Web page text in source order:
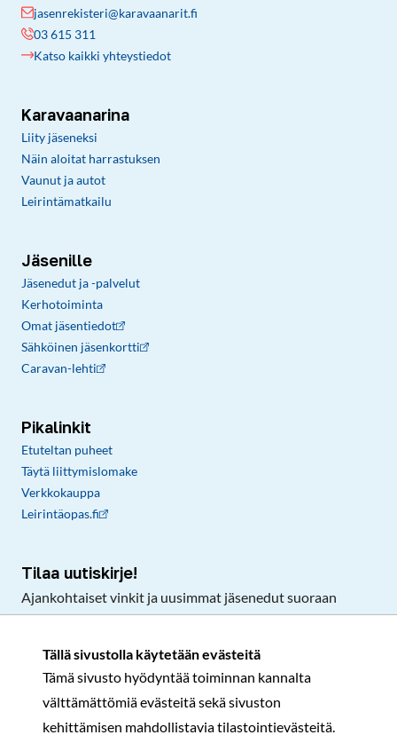
Tällä sivustolla käytetään evästeitä
Tämä sivusto hyödyntää toiminnan kannalta
välttämättömiä evästeitä sekä sivuston
kehittämisen mahdollistavia tilastointievästeitä.
jasenrekisteri@karavaanarit.fi
03 615 311
Katso kaikki yhteystiedot
Karavaanarina
Liity jäseneksi
Näin aloitat harrastuksen
Vaunut ja autot
Leirintämatkailu
Jäsenille
Jäsenedut ja -palvelut
Kerhotoiminta
Omat jäsentiedot
Sähköinen jäsenkortti
Caravan-lehti
Pikalinkit
Etuteltan puheet
Täytä liittymislomake
Verkkokauppa
Leirintäopas.fi
Tilaa uutiskirje!
Ajankohtaiset vinkit ja uusimmat jäsenedut suoraan